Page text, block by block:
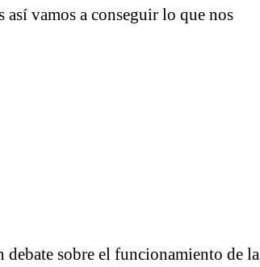
así vamos a conseguir lo que nos
debate sobre el funcionamiento de la